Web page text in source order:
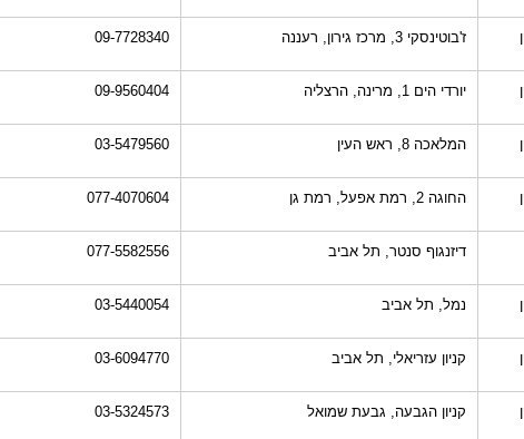
ז'בוטינסקי 3, מרכז גירון, רעננה 09-7728340
יורדי הים 1, מרינה, הרצליה 09-9560404
המלאכה 8, ראש העין 03-5479560
החוגה 2, רמת אפעל, רמת גן 077-4070604
דיזנגוף סנטר, תל אביב 077-5582556
נמל, תל אביב 03-5440054
קניון עזריאלי, תל אביב 03-6094770
קניון הגבעה, גבעת שמואל 03-5324573